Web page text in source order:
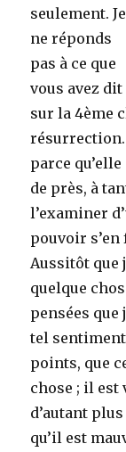
seulement. Je
ne réponds
pas à ce que
vous avez dit
sur la 4ème
résurrection.
parce
de près, à
l’examiner
pouvoir
Aussitôt que
quelque
pensées que
tel
points, que
chose ; il est
d’autant
qu’il est